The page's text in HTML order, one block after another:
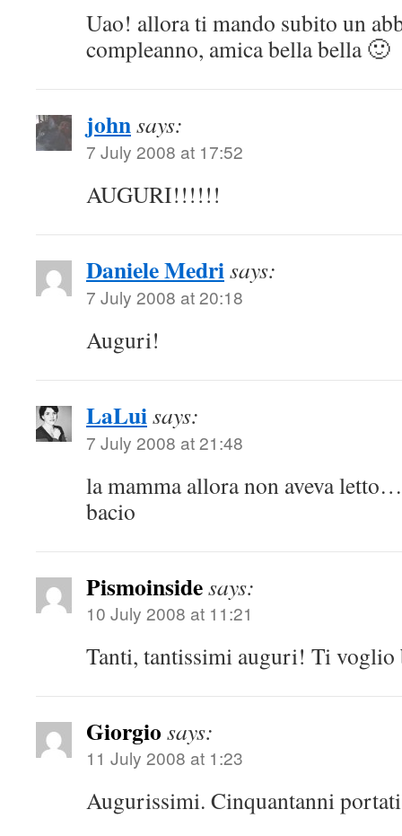
Uao! allora ti mando subito un
compleanno, amica bella bella 🙂
johnsays:
7 July 2008 at 17:52
AUGURI!!!!!!
Daniele Medrisays:
7 July 2008 at 20:18
Auguri!
LaLuisays:
7 July 2008 at 21:48
la mamma allora non aveva
bacio
Pismoinsidesays:
10 July 2008 at 11:21
Tanti, tantissimi auguri! Ti
Giorgio says:
11 July 2008 at 1:23
Augurissimi. Cinquantanni